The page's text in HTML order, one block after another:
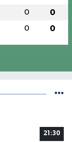
0 0
0 0
21:30